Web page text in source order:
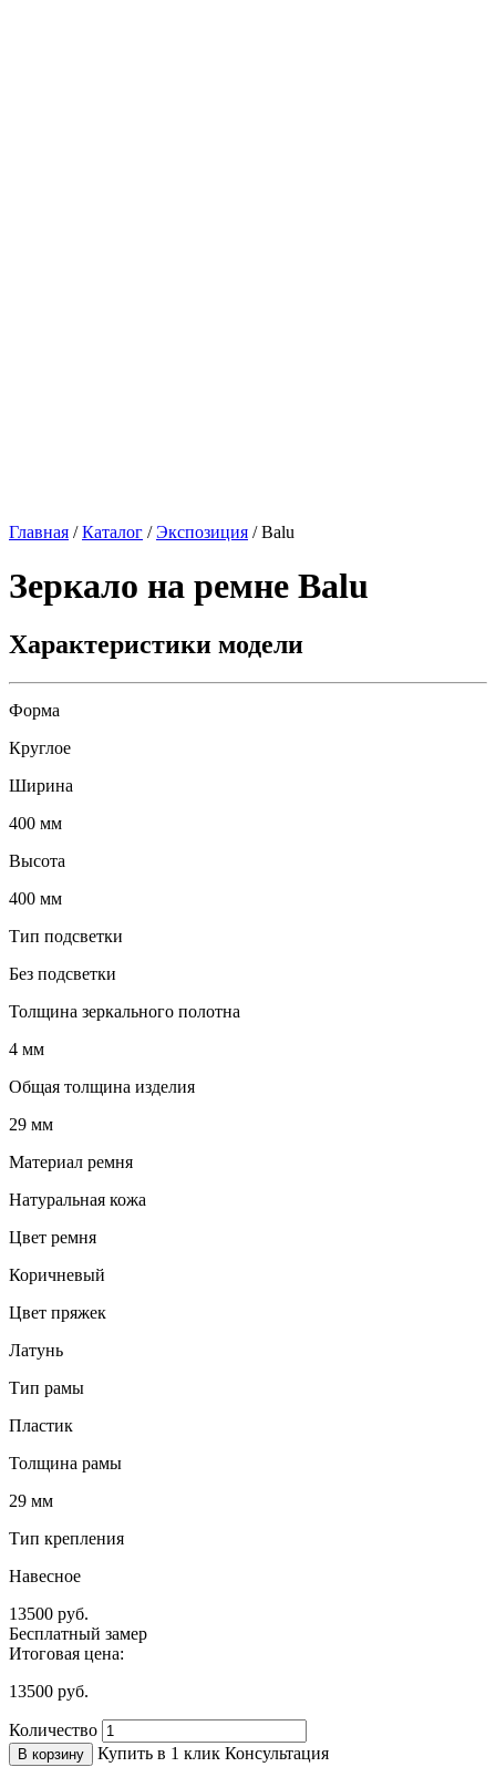
Главная /Каталог /Экспозиция /Balu
Зеркало на ремне Balu
Характеристики модели
Форма
Круглое
Ширина
400 мм
Высота
400 мм
Тип подсветки
Без подсветки
Толщина зеркального полотна
4 мм
Общая толщина изделия
29 мм
Материал ремня
Натуральная кожа
Цвет ремня
Коричневый
Цвет пряжек
Латунь
Тип рамы
Пластик
Толщина рамы
29 мм
Тип крепления
Навесное
13500 руб.
Бесплатный замер
Итоговая цена:
13500 руб.
Количество
В корзину Купить в 1 клик Консультация